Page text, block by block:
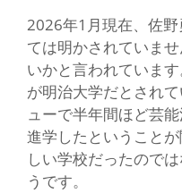
2026年1月現在、佐
ては明かされていま
いかと言われていま
が明治大学だとされ
ューで半年間ほど芸
進学したということ
しい学校だったので
うです。